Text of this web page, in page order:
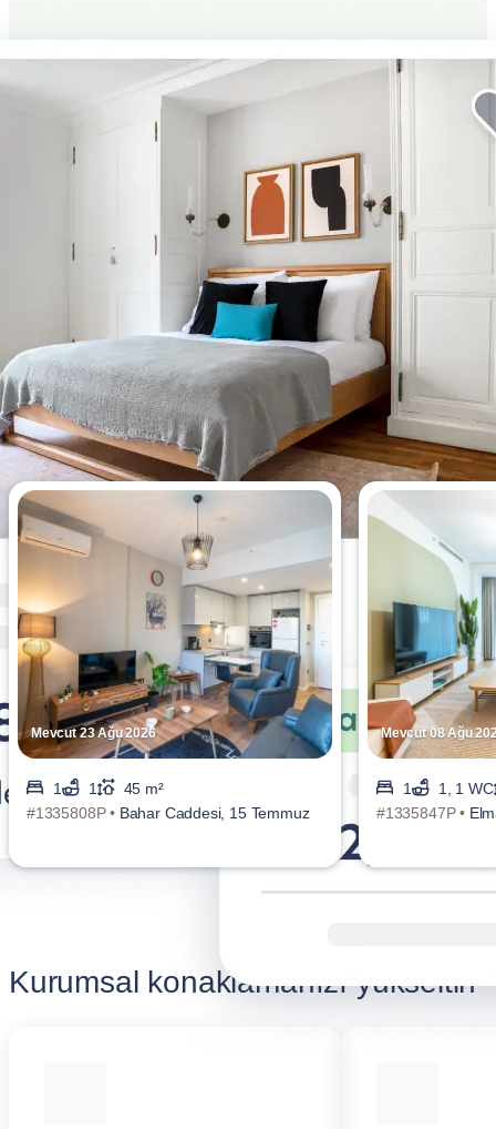
Bu hafta en çok görüntülenen 1
yatak odalı daireler.
Mevcut 23 Ağu 2026
1 1
45 m²
#1335808P • Bahar Caddesi, 15 Temmuz
Mevcut 08 Ağu
1
1, 1 WC
#1335847P •
Kurumsal konaklamanızı yükseltin